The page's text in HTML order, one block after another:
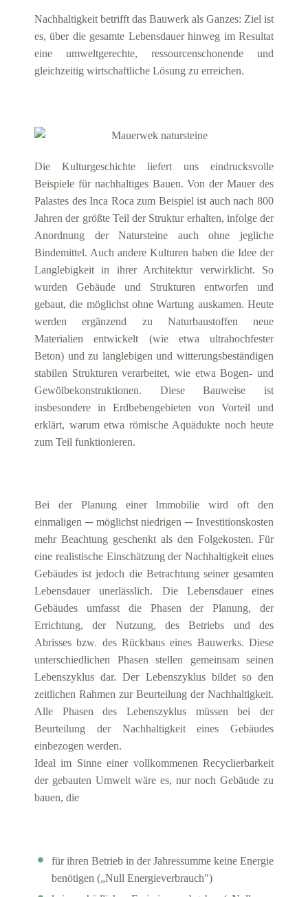
Nachhaltigkeit betrifft das Bauwerk als Ganzes: Ziel ist
es, über die gesamte Lebensdauer hinweg im Resultat
eine umweltgerechte, ressourcenschonende und
gleichzeitig wirtschaftliche Lösung zu erreichen.
Die Kulturgeschichte liefert uns eindrucksvolle
Beispiele für nachhaltiges Bauen. Von der Mauer des
Palastes des Inca Roca zum Beispiel ist auch nach 800
Jahren der größte Teil der Struktur erhalten, infolge der
Anordnung der Natursteine auch ohne jegliche
Bindemittel. Auch andere Kulturen haben die Idee der
Langlebigkeit in ihrer Architektur verwirklicht. So
wurden Gebäude und Strukturen entworfen und
gebaut, die möglichst ohne Wartung auskamen. Heute
werden ergänzend zu Naturbaustoffen neue
Materialien entwickelt (wie etwa ultrahochfester
Beton) und zu langlebigen und witterungsbeständigen
stabilen Strukturen verarbeitet, wie etwa Bogen- und
Gewölbekonstruktionen. Diese Bauweise ist
insbesondere in Erdbebengebieten von Vorteil und
erklärt, warum etwa römische Aquädukte noch heute
zum Teil funktionieren.
Bei der Planung einer Immobilie wird oft den
einmaligen ─ möglichst niedrigen ─ Investitionskosten
mehr Beachtung geschenkt als den Folgekosten. Für
eine realistische Einschätzung der Nachhaltigkeit eines
Gebäudes ist jedoch die Betrachtung seiner gesamten
Lebensdauer unerlässlich. Die Lebensdauer eines
Gebäudes umfasst die Phasen der Planung, der
Errichtung, der Nutzung, des Betriebs und des
Abrisses bzw. des Rückbaus eines Bauwerks. Diese
unterschiedlichen Phasen stellen gemeinsam seinen
Lebenszyklus dar. Der Lebenszyklus bildet so den
zeitlichen Rahmen zur Beurteilung der Nachhaltigkeit.
Alle Phasen des Lebenszyklus müssen bei der
Beurteilung der Nachhaltigkeit eines Gebäudes
einbezogen werden.
Ideal im Sinne einer vollkommenen Recyclierbarkeit
der gebauten Umwelt wäre es, nur noch Gebäude zu
bauen, die
für ihren Betrieb in der Jahressumme keine Energie
benötigen („Null Energieverbrauch")